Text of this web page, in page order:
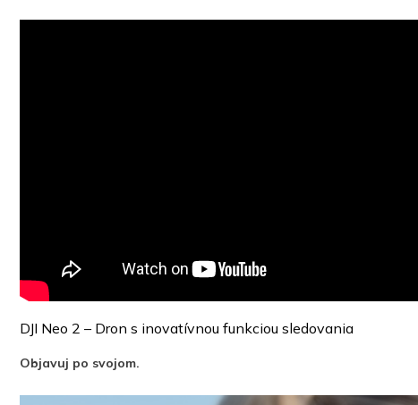
DJI Neo 2 – Dron s inovatívnou funkciou sledovania
Objavuj po svojom.